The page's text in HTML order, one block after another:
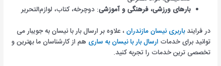
بارهای ورزشی، فرهنگی و آموزشی: دوچرخه، کتاب، لوازم‌التحریر
در فرایندباربری نیسان مازندران، علاوه بر ارسال بار با نیسان به جویبار می
توانید برای خدماتارسال بار با نیسان به ساری هم از کارشناسان ما بهترین و
تخصصی ترین خدمات را تجربه کنید.